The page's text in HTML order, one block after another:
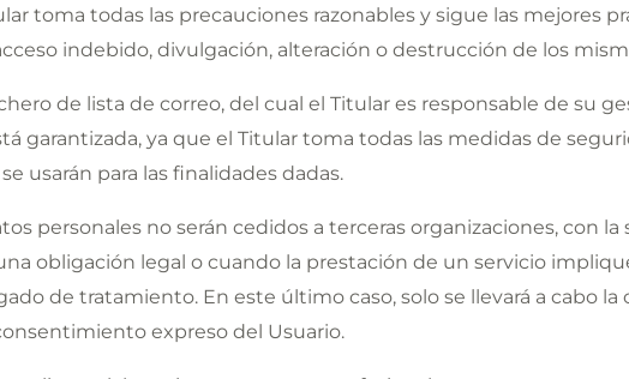
toma todas las precauciones razonables y sigue las mejores
indebido, divulgación, alteración o destrucción de los
de lista de correo, del cual el Titular es responsable de su
garantizada, ya que el Titular toma todas las medidas de
usarán para las finalidades dadas.
personales no serán cedidos a terceras organizaciones, con la
obligación legal o cuando la prestación de un servicio
de tratamiento. En este último caso, solo se llevará a cabo la
expreso del Usuario.